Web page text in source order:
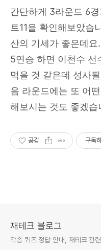
간단하게 3라운드 6
트11을 확인해보았습
산의 기세가 좋은데
5연승 하면 이천수 선
먹을 것 같은데 성사
음 라운드에는 또 어
해보시는 것도 좋겠습
공감 구독
재테크 블로그
각종 퀴즈 정답 안내, 재테크 관